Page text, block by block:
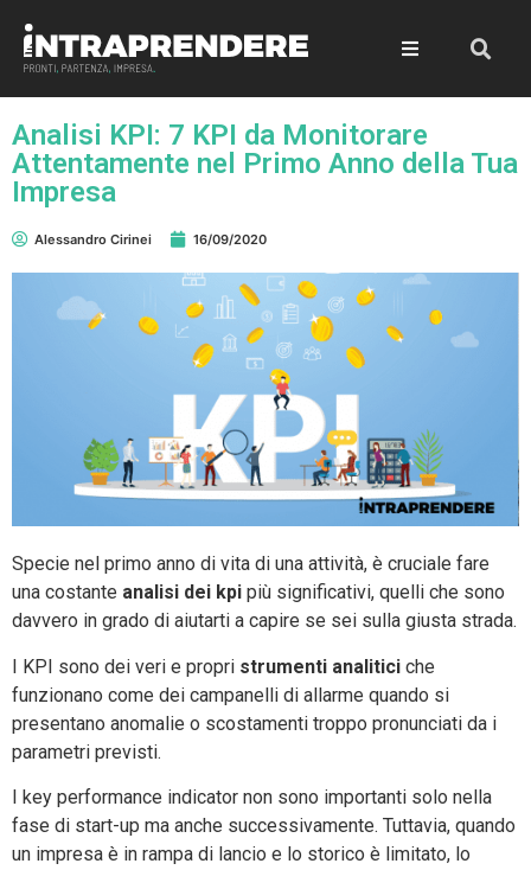
Analisi KPI: 7 KPI da Monitorare
Attentamente nel Primo Anno della Tua
Impresa
Alessandro Cirinei 16/09/2020
Specie nel primo anno di vita di una attività, è cruciale fare
una costante analisi dei kpi più significativi, quelli che sono
davvero in grado di aiutarti a capire se sei sulla giusta strada.
I KPI sono dei veri e propri strumenti analitici che
funzionano come dei campanelli di allarme quando si
presentano anomalie o scostamenti troppo pronunciati da i
parametri previsti.
I key performance indicator non sono importanti solo nella
fase di start-up ma anche successivamente. Tuttavia, quando
un impresa è in rampa di lancio e lo storico è limitato, lo